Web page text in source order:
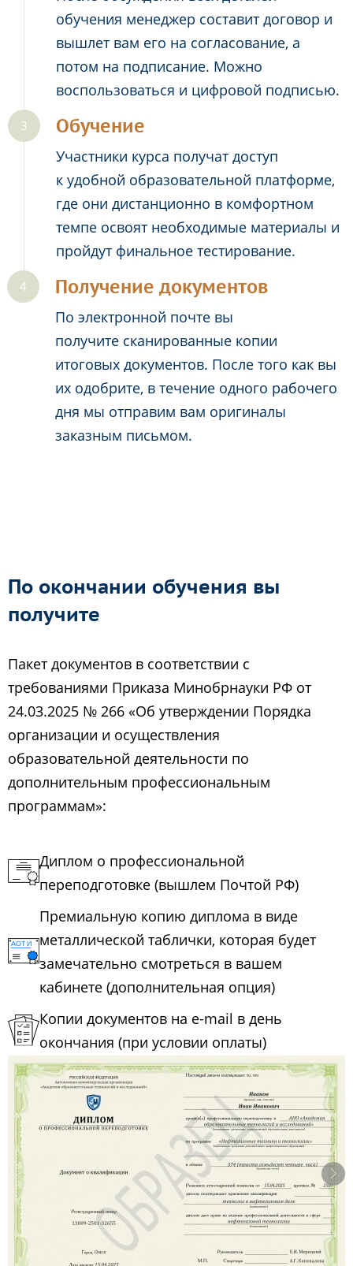
обучения менеджер составит договор и
вышлет вам его на согласование, а
потом на подписание. Можно
воспользоваться и цифровой подписью.
Обучение
Участники курса получат доступ
к удобной образовательной платформе,
где они дистанционно в комфортном
темпе освоят необходимые материалы и
пройдут финальное тестирование.
Получение документов
По электронной почте вы
получите сканированные копии
итоговых документов. После того как вы
их одобрите, в течение одного рабочего
дня мы отправим вам оригиналы
заказным письмом.
По окончании обучения вы
получите
Пакет документов в соответствии с
требованиями Приказа Минобрнауки РФ от
24.03.2025 № 266 «Об утверждении Порядка
организации и осуществления
образовательной деятельности по
дополнительным профессиональным
программам»:
Диплом о профессиональной
переподготовке (вышлем Почтой РФ)
Премиальную копию диплома в виде
металлической таблички, которая будет
замечательно смотреться в вашем
кабинете (дополнительная опция)
Копии документов на e-mail в день
окончания (при условии оплаты)